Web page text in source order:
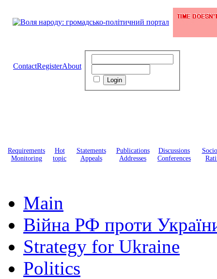
ContactRegisterAbout
Requirements
Monitoring
Hot
topic
Statements
Appeals
Publications
Addresses
Discussions
Conferences
Main
Війна РФ проти
Strategy for Ukraine
Politics